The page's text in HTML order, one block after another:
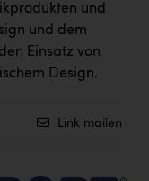
und
und dem
Einsatz von
Design.
Link mailen